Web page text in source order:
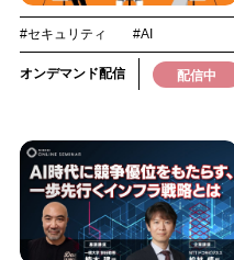
#セキュリティ #AI
オンデマンド配信 配信中